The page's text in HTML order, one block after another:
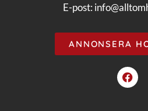
E-post:
ANNONSERA